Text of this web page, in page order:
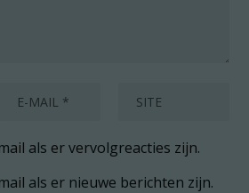
als er vervolgreacties zijn.
als er nieuwe berichten zijn.